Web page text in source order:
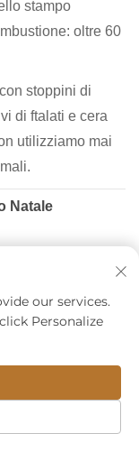
stampo
oltre 60
stoppini di
di ftalati e cera
utilizziamo mai
Natale
piani di
caos, è facile
più dei
pace più della
di dicembre.
in un momento
our services.
Personalize